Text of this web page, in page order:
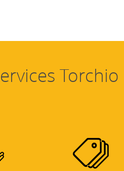
Torchio